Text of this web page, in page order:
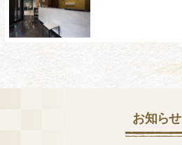
お知らせ